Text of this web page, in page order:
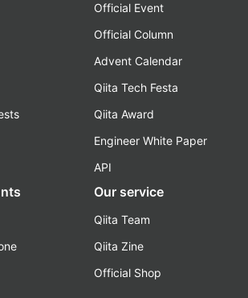
Official Event
Official Column
Advent Calendar
Qiita Tech Festa
Qiita Award
Engineer White Paper
API
Our service
Qiita Team
Qiita Zine
Official Shop